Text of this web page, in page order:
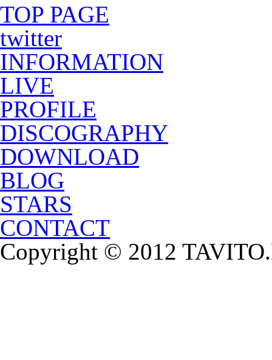
TOP PAGE
twitter
INFORMATION
LIVE
PROFILE
DISCOGRAPHY
DOWNLOAD
BLOG
STARS
CONTACT
Copyright © 2012